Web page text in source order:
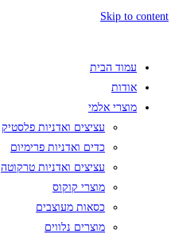
Skip to content
עמוד הבית
אודות
מוצרי אלמי
עציצים ואדניות פלסטיק
כדים ואדניות פרימיום
עציצים ואדניות טרקוטה
מוצרי קוקוס
כסאות מעוצבים
מוצרים נלווים